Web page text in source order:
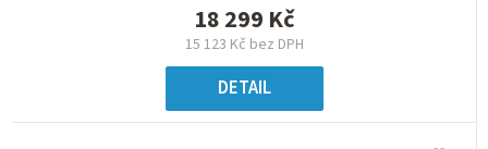
15 123 Kč bez DPH
18 299 Kč
DETAIL